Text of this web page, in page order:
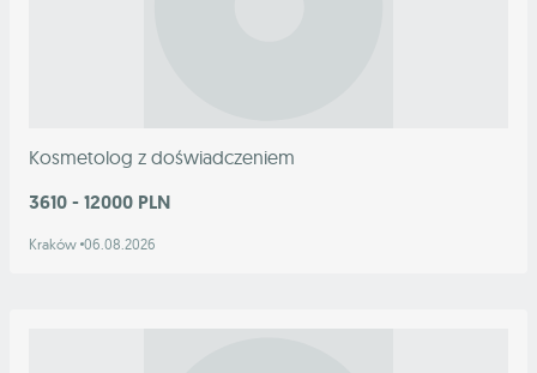
Kosmetolog z doświadczeniem
3610 - 12000 PLN
Kraków 06.08.2026